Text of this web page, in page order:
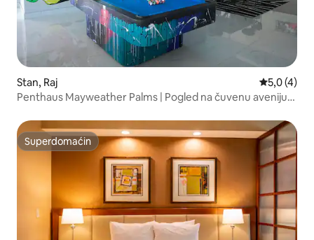
Stan, Raj Prosečna
5,0 (4)
Penthaus Mayweather Palms | Pogled na čuvenu aveniju
Superdomaćin
Superdomaćin